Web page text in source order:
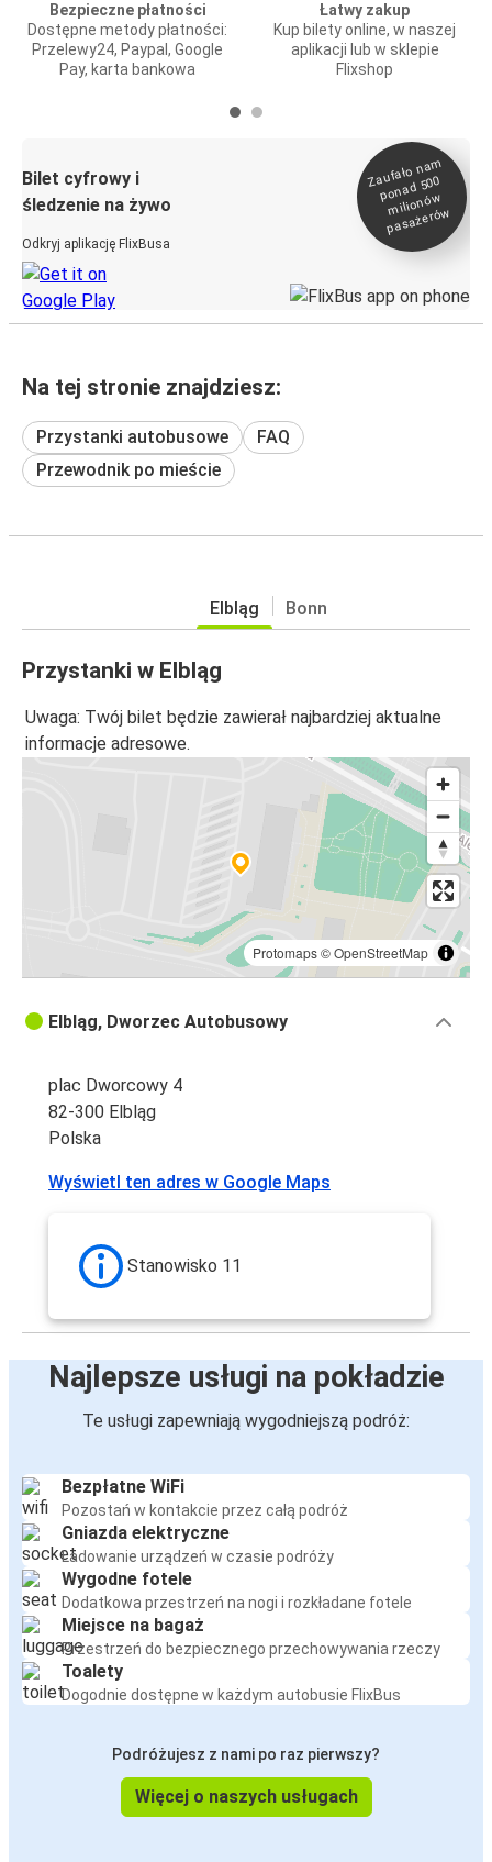
Bezpieczne płatności
Dostępne metody płatności:
Przelewy24, Paypal, Google
Pay, karta bankowa
Łatwy zakup
Kup bilety online, w naszej
aplikacji lub w sklepie
Flixshop
Bilet cyfrowy i
śledzenie na żywo
Odkryj aplikację FlixBusa
Zaufało na
m
ponad 500
milionó
w
pasażeró
w
Na tej stronie znajdziesz:
Przystanki autobusowe
FAQ
Przewodnik po mieście
Elbląg Bonn
Przystanki w Elbląg
Uwaga: Twój bilet będzie zawierał najbardziej aktualne
informacje adresowe.
Protomaps©OpenStreetMap
Elbląg, Dworzec Autobusowy
plac Dworcowy 4
82-300 Elbląg
Polska
Wyświetl ten adres w Google Maps
Stanowisko 11
Najlepsze usługi na pokładzie
Te usługi zapewniają wygodniejszą podróż:
Bezpłatne WiFi
Pozostań w kontakcie przez całą podróż
Gniazda elektryczne
Ładowanie urządzeń w czasie podróży
Wygodne fotele
Dodatkowa przestrzeń na nogi i rozkładane fotele
Miejsce na bagaż
Przestrzeń do bezpiecznego przechowywania rzeczy
Toalety
Dogodnie dostępne w każdym autobusie FlixBus
Podróżujesz z nami po raz pierwszy?
Więcej o naszych usługach